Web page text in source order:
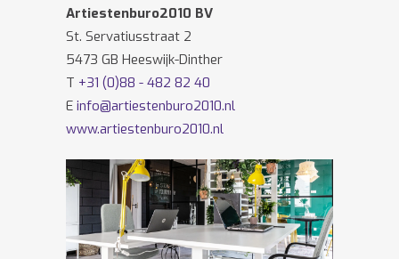
Artiestenburo2010 BV
St. Servatiusstraat 2
5473 GB Heeswijk-Dinther
T +31 (0)88 - 482 82 40
E info@artiestenburo2010.nl
www.artiestenburo2010.nl
Volg ons ook opFacebookenTwitter